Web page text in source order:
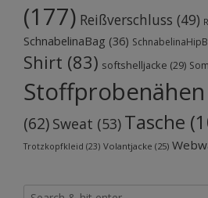
(177) Reißverschluss (49)
SchnabelinaBag (36)
Shirt (83) softshelljacke (29)
Stoffprobenähen
(62) Sweat (53) Tasche
Trotzkopfkleid (23) Volantjacke (25)